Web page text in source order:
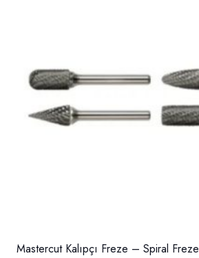
Mastercut Kalıpçı Freze – Spiral Freze